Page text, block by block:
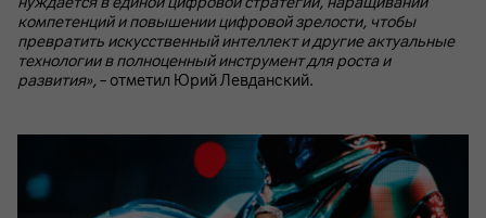
компетенций и повышении цифровой зрелости, чтобы
превратить искусственный интеллект и другие актуальные
технологии в полноценный инструмент для роста и
развития»,– отметил Юрий Левданский.